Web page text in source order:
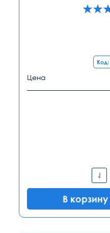
Код:
Цена
В корзину